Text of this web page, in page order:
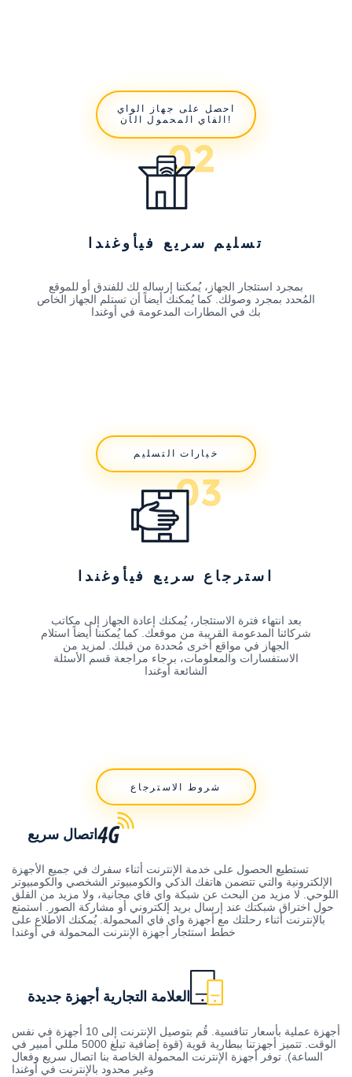
احصل على جهاز الواي
الفاي المحمول الآن!
تسليم سريع فيأوغندا
بمجرد استئجار الجهاز، يُمكننا إرساله لك للفندق أو للموقع
المُحدد بمجرد وصولك. كما يُمكنك أيضاً أن تستلم الجهاز الخاص
بك في المطارات المدعومة في أوغندا
خيارات التسليم
استرجاع سريع فيأوغندا
بعد انتهاء فترة الاستئجار، يُمكنك إعادة الجهاز إلى مكاتب
شركائنا المدعومة القريبة من موقعك. كما يُمكننا أيضاً استلام
الجهاز في مواقع أخرى مُحددة من قبلك. لمزيد من
الاستفسارات والمعلومات، برجاء مراجعة قسم الأسئلة
الشائعة أوغندا
شروط الاسترجاع
اتصال سريع
تستطيع الحصول على خدمة الإنترنت أثناء سفرك في جميع الأجهزة
الإلكترونية والتي تتضمن هاتفك الذكي والكومبيوتر الشخصي والكومبيوتر
اللوحي. لا مزيد من البحث عن شبكة واي فاي مجانية، ولا مزيد من القلق
حول اختراق شبكتك عند إرسال بريد إلكتروني أو مشاركة الصور. استمتع
بالإنترنت أثناء رحلتك مع أجهزة واي فاي المحمولة. يُمكنك الاطلاع على
خطط استئجار أجهزة الإنترنت المحمولة في أوغندا
العلامة التجارية أجهزة جديدة
أجهزة عملية بأسعار تنافسية. قُم بتوصيل الإنترنت إلى 10 أجهزة في نفس
الوقت. تتميز أجهزتنا ببطارية قوية (قوة إضافية تبلغ 5000 مللي أمبير في
الساعة). توفر أجهزة الإنترنت المحمولة الخاصة بنا اتصال سريع وفعال
وغير محدود بالإنترنت في أوغندا